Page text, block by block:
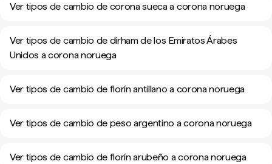
Ver tipos de cambio de corona sueca a corona noruega
Ver tipos de cambio de dírham de los Emiratos Árabes
Unidos a corona noruega
Ver tipos de cambio de florín antillano a corona noruega
Ver tipos de cambio de peso argentino a corona noruega
Ver tipos de cambio de florín arubeño a corona noruega